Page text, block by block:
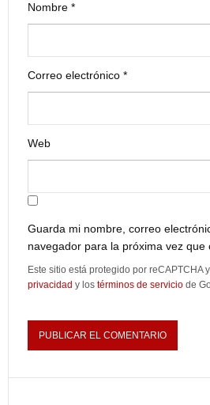
Nombre *
Correo electrónico *
Web
Guarda mi nombre, correo
navegador para la próxima vez que
Este sitio está protegido por reCAPTCHA
privacidad y los términos de servicio de